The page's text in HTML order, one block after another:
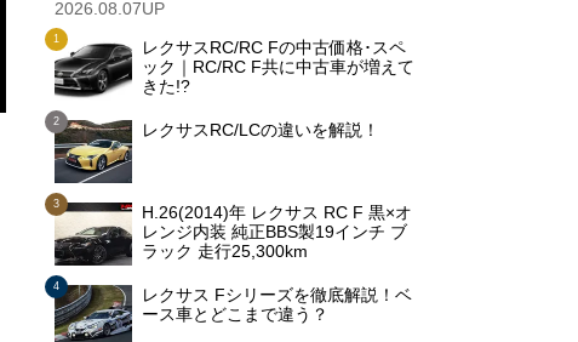
2026.08.07UP
レクサスRC/RC Fの中古価格･スペ
ック｜RC/RC F共に中古車が増えて
きた!?
レクサスRC/LCの違いを解説！
H.26(2014)年 レクサス RC F 黒×オ
レンジ内装 純正BBS製19インチ ブ
ラック 走行25,300km
レクサス Fシリーズを徹底解説！ベ
ース車とどこまで違う？